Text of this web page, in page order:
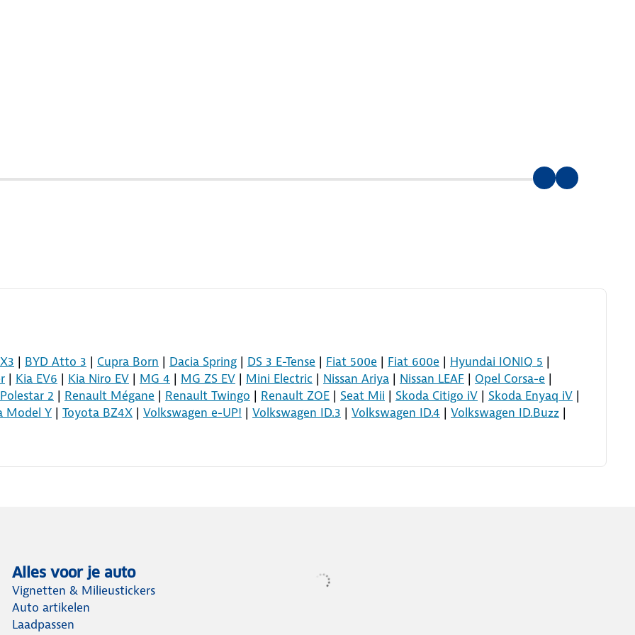
| BYD Atto 3 | Cupra Born | Dacia Spring | DS 3 E-Tense | Fiat 500e | Fiat 600e | Hyundai IONIQ 5 |
| Kia EV6 | Kia Niro EV | MG 4 | MG ZS EV | Mini Electric | Nissan Ariya | Nissan LEAF | Opel Corsa-e |
Polestar 2 | Renault Mégane | Renault Twingo | Renault ZOE | Seat Mii | Skoda Citigo iV | Skoda Enyaq iV |
Model Y | Toyota BZ4X | Volkswagen e-UP! | Volkswagen ID.3 | Volkswagen ID.4 | Volkswagen ID.Buzz |
Alles voor je auto
Vignetten & Milieustickers
Auto artikelen
Laadpassen